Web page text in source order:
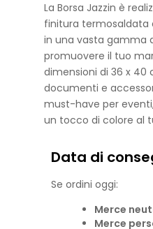
La Borsa Jazzin è
finitura termosaldata
in una vasta gamma
promuovere il tuo
dimensioni di 36 x 40
documenti e
must-have per
un tocco di colore al
Data di
Se ordini oggi:
Merce
Merce